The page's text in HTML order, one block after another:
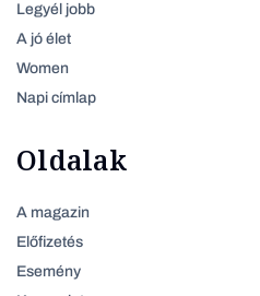
Legyél jobb
A jó élet
Women
Napi címlap
Oldalak
A magazin
Előfizetés
Esemény